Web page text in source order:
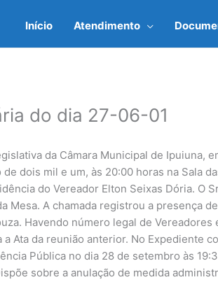
Início Atendimento
do dia 27-06-01
da Câmara Municipal de Ipuiuna,
de dois mil e um, às 20:00 horas na Sala
do Vereador Elton Seixas Dória. O
Mesa. A chamada registrou a presença
Havendo número legal de
Ata da reunião anterior. No Expediente
Pública no dia 28 de setembro às
sobre a anulação de medida